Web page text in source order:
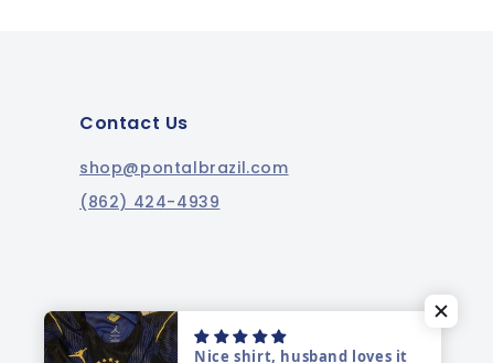
Contact Us
shop@pontalbrazil.com
(862) 424-4939
Nice shirt, husband loves it